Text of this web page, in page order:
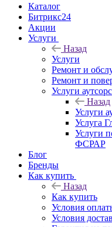
Каталог
Битрикс24
Акции
Услуги
Назад
Услуги
Ремонт и
Ремонт и
Услуги
Назад
Услуги
Услуга
Услуги
ФСРАР
Блог
Бренды
Как купить
Назад
Как купить
Условия
Условия